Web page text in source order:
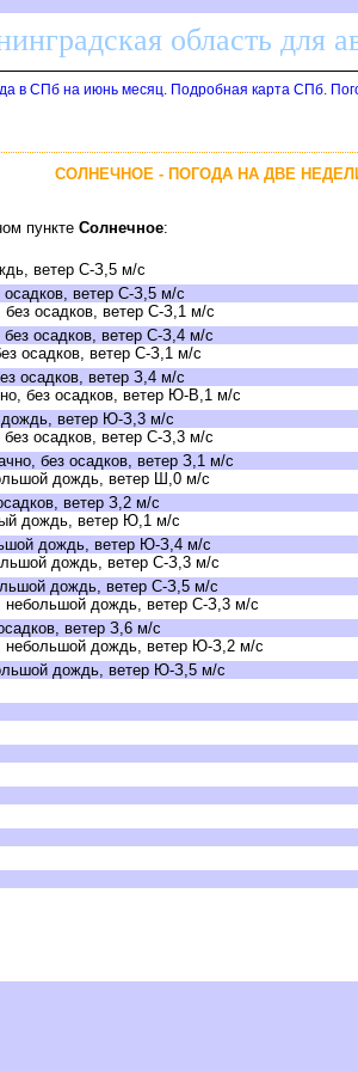
область для
в СПб на июнь месяц. Подробная карта СПб.
СОЛНЕЧНОЕ - ПОГОДА НА ДВЕ
пункте Солнечное:
ветер С-З,5 м/с
ветер С-З,5 м/с
осадков, ветер С-З,1 м/с
осадков, ветер С-З,4 м/с
осадков, ветер С-З,1 м/с
осадков, ветер З,4 м/с
без осадков, ветер Ю-В,1 м/с
ветер Ю-З,3 м/с
осадков, ветер С-З,3 м/с
без осадков, ветер З,1 м/с
дождь, ветер Ш,0 м/с
ветер З,2 м/с
дождь, ветер Ю,1 м/с
дождь, ветер Ю-З,4 м/с
дождь, ветер С-З,3 м/с
дождь, ветер С-З,5 м/с
небольшой дождь, ветер С-З,3 м/с
ветер З,6 м/с
небольшой дождь, ветер Ю-З,2 м/с
дождь, ветер Ю-З,5 м/с